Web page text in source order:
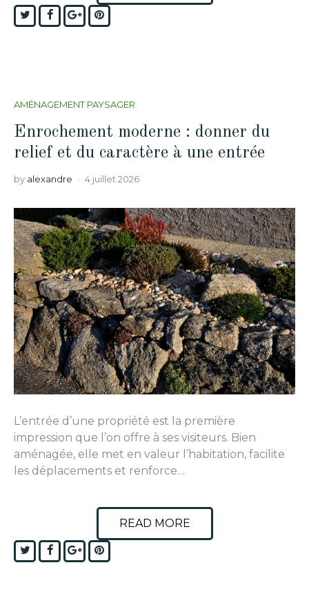
TwitterFacebook
Google+Pinterest
AMÉNAGEMENT PAYSAGER
Enrochement moderne : donner du
relief et du caractère à une entrée
by alexandre 4 juillet 2026
L’entrée d’une propriété est la première
impression que l’on offre à ses visiteurs. Bien
aménagée, elle met en valeur l’habitation, facilite
les déplacements et renforce…
READ MORE
TwitterFacebook
Google+Pinterest